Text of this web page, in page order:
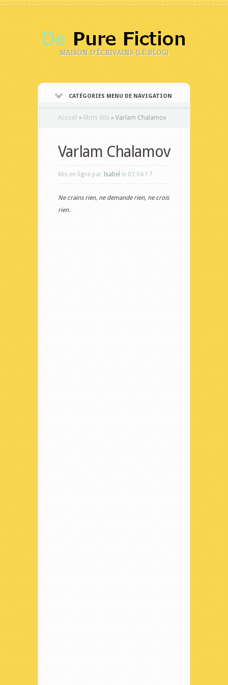
MAISON D'ÉCRIVAINS (LE BLOG)
CATÉGORIES MENU DE NAVIGATION
Accueil » Mots dits » Varlam Chalamov
Varlam Chalamov
Mis en ligne par Isabel le 03 04 17
Ne crains rien, ne demande rien, ne crois
rien.